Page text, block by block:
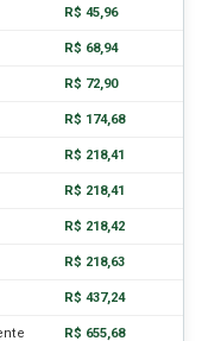
R$ 45,96
R$ 68,94
R$ 72,90
R$ 174,68
R$ 218,41
R$ 218,41
R$ 218,42
R$ 218,63
R$ 437,24
R$ 655,68